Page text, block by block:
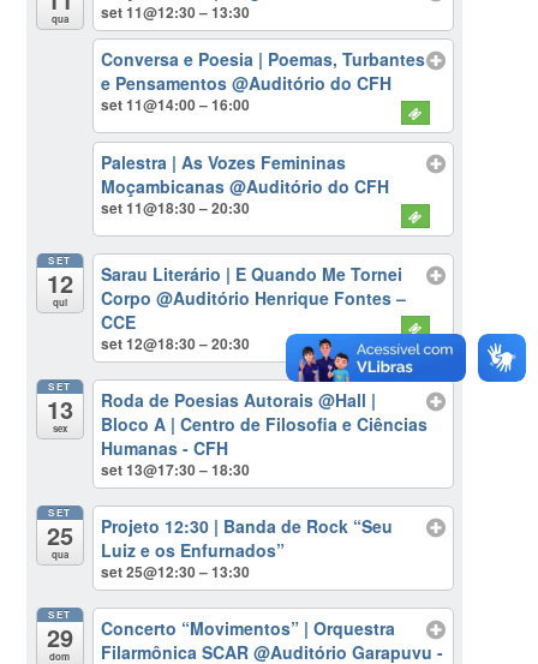
qua set 11@12:30 – 13:30
Conversa e Poesia | Poemas, Turbantes
e Pensamentos@Auditório do CFH
set 11@14:00 – 16:00
Palestra | As Vozes Femininas
Moçambicanas@Auditório do CFH
set 11@18:30 – 20:30
SET
12
qui
Sarau Literário | E Quando Me Tornei
Corpo@Auditório Henrique Fontes –
CCE
set 12@18:30 – 20:30
SET
13
sex
Roda de Poesias Autorais@Hall |
Bloco A | Centro de Filosofia e Ciências
Humanas - CFH
set 13@17:30 – 18:30
SET
25
qua
Projeto 12:30 | Banda de Rock “Seu
Luiz e os Enfurnados”
set 25@12:30 – 13:30
SET
29
dom
Concerto “Movimentos” | Orquestra
Filarmônica SCAR@Auditório Garapuvu -